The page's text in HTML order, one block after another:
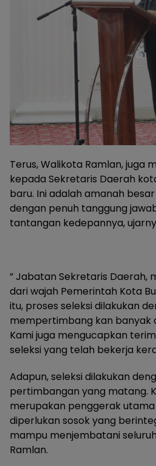
Terus, Walikota Ramlan, juga
kepada Sekretaris Daerah
baru. Ini adalah amanah
dengan penuh tanggung
tantangan kedepannya,
” Jabatan Sekretaris Daerah,
dari wajah Pemerintah Kota
itu, proses seleksi dilakukan
mempertimbang kan banyak
Kami juga mengucapkan
seleksi yang telah bekerja
Adapun, seleksi dilakukan
pertimbangan yang matang.
merupakan penggerak
diperlukan sosok yang
mampu menjembatani
Ramlan.